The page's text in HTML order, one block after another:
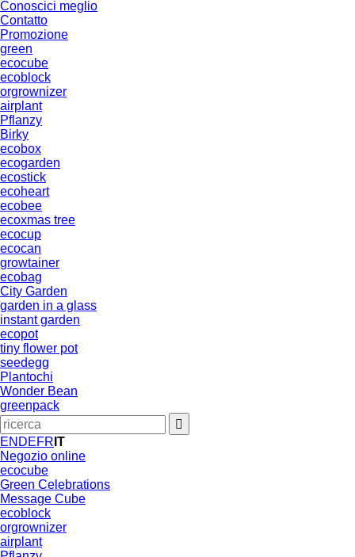
Conoscici meglio
Contatto
Promozione
green
ecocube
ecoblock
orgrownizer
airplant
Pflanzy
Birky
ecobox
ecogarden
ecostick
ecoheart
ecobee
ecoxmas tree
ecocup
ecocan
growtainer
ecobag
City Garden
garden in a glass
instant garden
ecopot
tiny flower pot
seedegg
Plantochi
Wonder Bean
greenpack
EN DEFR IT
Negozio online
ecocube
Green Celebrations
Message Cube
ecoblock
orgrownizer
airplant